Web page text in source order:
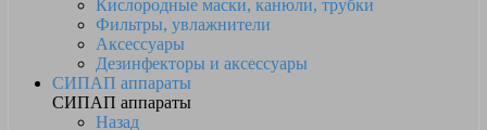
Кислородные маски, канюли, трубки
Фильтры, увлажнители
Аксессуары
Дезинфекторы и аксессуары
СИПАП аппараты
СИПАП аппараты
Назад